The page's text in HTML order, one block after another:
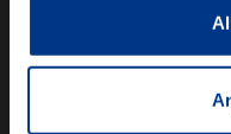
Ausbildung